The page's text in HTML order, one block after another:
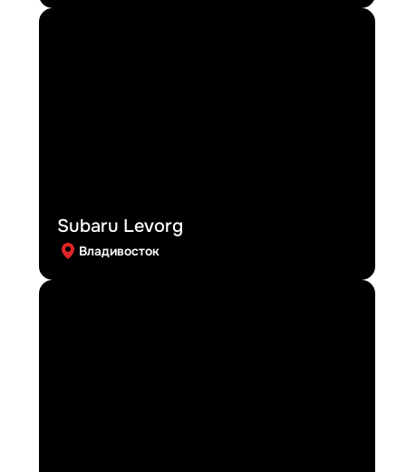
Subaru Levorg
Владивосток